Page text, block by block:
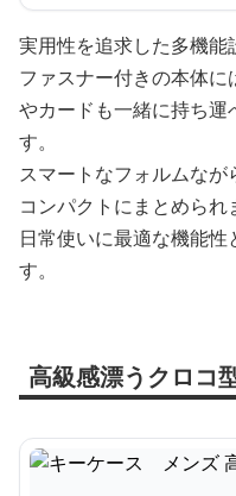
実用性を追求した多機能
ファスナー付きの本体
やカードも一緒に持ち運
す。
スマートなフォルムな
コンパクトにまとめられ
日常使いに最適な機能
す。
高級感漂うクロコ